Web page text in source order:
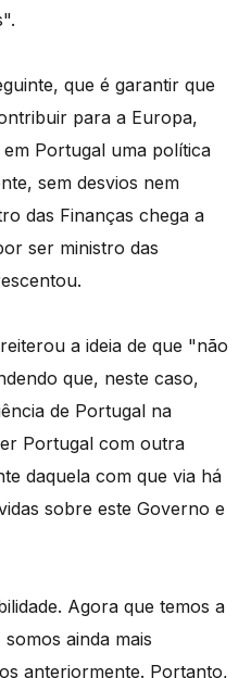
que é garantir que
para a Europa,
Portugal uma política
sem desvios nem
das Finanças chega a
ser ministro das
a ideia de que "não
que, neste caso,
de Portugal na
Portugal com outra
daquela com que via há
sobre este Governo e
Agora que temos a
ainda mais
anteriormente. Portanto,